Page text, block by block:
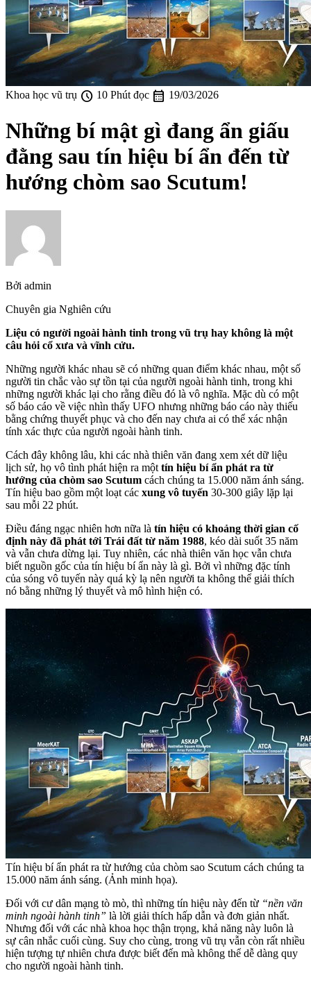
Khoa học vũ trụ schedule 10 Phút đọc calendar_month 19/03/2026
Những bí mật gì đang ẩn giấu
đằng sau tín hiệu bí ẩn đến từ
hướng chòm sao Scutum!
Bởi admin
Chuyên gia Nghiên cứu
Liệu có người ngoài hành tinh trong vũ trụ hay không là một
câu hỏi cổ xưa và vĩnh cửu.
Những người khác nhau sẽ có những quan điểm khác nhau, một số
người tin chắc vào sự tồn tại của người ngoài hành tinh, trong khi
những người khác lại cho rằng điều đó là vô nghĩa. Mặc dù có một
số báo cáo về việc nhìn thấy UFO nhưng những báo cáo này thiếu
bằng chứng thuyết phục và cho đến nay chưa ai có thể xác nhận
tính xác thực của người ngoài hành tinh.
Cách đây không lâu, khi các nhà thiên văn đang xem xét dữ liệu
lịch sử, họ vô tình phát hiện ra một tín hiệu bí ẩn phát ra từ
hướng của chòm sao Scutum cách chúng ta 15.000 năm ánh sáng.
Tín hiệu bao gồm một loạt các xung vô tuyến 30-300 giây lặp lại
sau mỗi 22 phút.
Điều đáng ngạc nhiên hơn nữa là tín hiệu có khoảng thời gian cố
định này đã phát tới Trái đất từ năm 1988, kéo dài suốt 35 năm
và vẫn chưa dừng lại. Tuy nhiên, các nhà thiên văn học vẫn chưa
biết nguồn gốc của tín hiệu bí ẩn này là gì. Bởi vì những đặc tính
của sóng vô tuyến này quá kỳ lạ nên người ta không thể giải thích
nó bằng những lý thuyết và mô hình hiện có.
Tín hiệu bí ẩn phát ra từ hướng của chòm sao Scutum cách chúng ta
15.000 năm ánh sáng. (Ảnh minh họa).
Đối với cư dân mạng tò mò, thì những tín hiệu này đến từ “nền văn
minh ngoài hành tinh” là lời giải thích hấp dẫn và đơn giản nhất.
Nhưng đối với các nhà khoa học thận trọng, khả năng này luôn là
sự cân nhắc cuối cùng. Suy cho cùng, trong vũ trụ vẫn còn rất nhiều
hiện tượng tự nhiên chưa được biết đến mà không thể dễ dàng quy
cho người ngoài hành tinh.